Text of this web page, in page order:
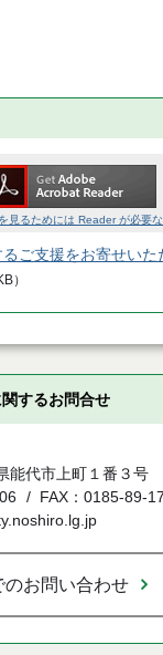
見るためには Reader が必要
ご支援をお寄せいた
）
するお問合せ
能代市上町１番３号
FAX：0185-89-
のお問い合わせ